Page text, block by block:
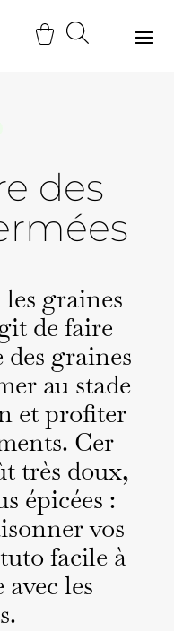
des
graines
de faire
graines
au stade
et prof­iter
Cer­
très doux,
épicées :
vos
facile à
les